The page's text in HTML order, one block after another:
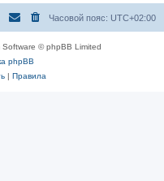
Часовой пояс: UTC+02:00
Software © phpBB Limited
phpBB
| Правила